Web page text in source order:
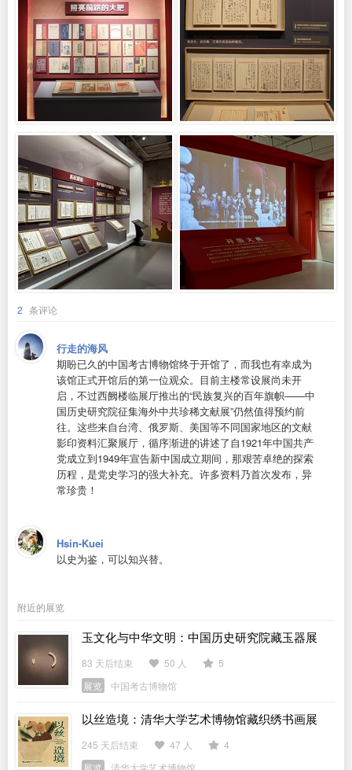
2 条评论
行走的海风
期盼已久的中国考古博物馆终于开馆了，而我也有幸成为
该馆正式开馆后的第一位观众。目前主楼常设展尚未开
启，不过西阙楼临展厅推出的“民族复兴的百年旗帜——中
国历史研究院征集海外中共珍稀文献展”仍然值得预约前
往。这些来自台湾、俄罗斯、美国等不同国家地区的文献
影印资料汇聚展厅，循序渐进的讲述了自1921年中国共产
党成立到1949年宣告新中国成立期间，那艰苦卓绝的探索
历程，是党史学习的强大补充。许多资料乃首次发布，异
常珍贵！
Hsin-Kuei
以史为鉴，可以知兴替。
附近的展览
玉文化与中华文明：中国历史研究院藏玉器展
83 天后结束 50 人
5
展览
中国考古博物馆
以丝造境：清华大学艺术博物馆藏织绣书画展
245 天后结束 47 人
4